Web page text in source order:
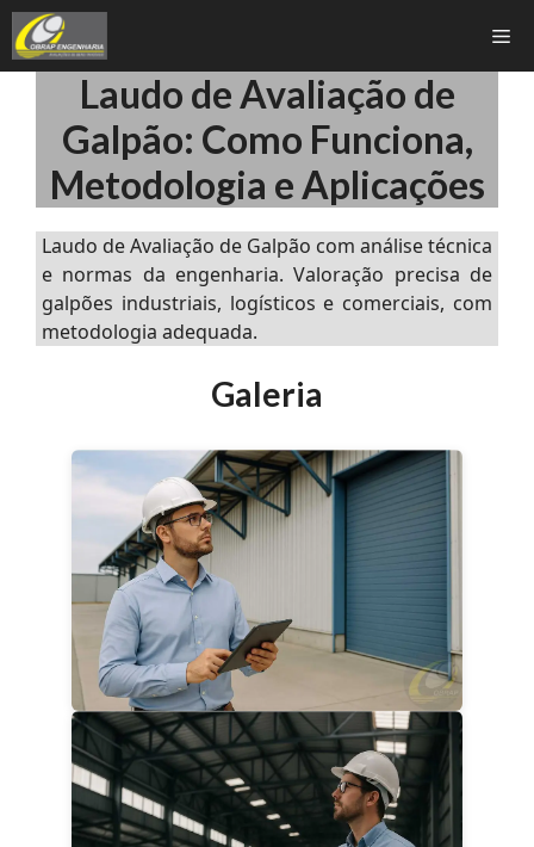
Pular
para
o
Laudo de Avaliação de
Galpão: Como Funciona,
Metodologia e Aplicações
Laudo de Avaliação de Galpão com análise técnica
e normas da engenharia. Valoração precisa de
galpões industriais, logísticos e comerciais, com
metodologia adequada.
Galeria